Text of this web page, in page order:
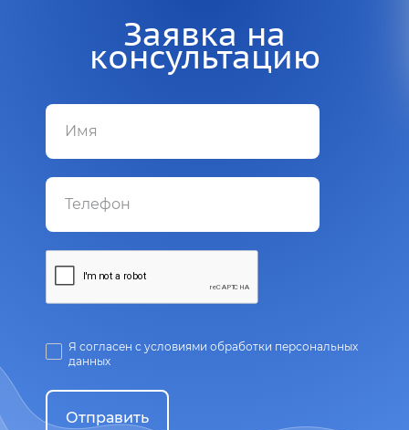
Заявка на
консультацию
Я согласен с условиями обработки персональных
данных
Отправить